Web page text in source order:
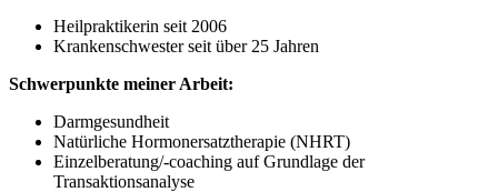
Heilpraktikerin seit 2006
Krankenschwester seit über 25 Jahren
Schwerpunkte meiner Arbeit:
Darmgesundheit
Natürliche Hormonersatztherapie (NHRT)
Einzelberatung/-coaching auf Grundlage der
Transaktionsanalyse